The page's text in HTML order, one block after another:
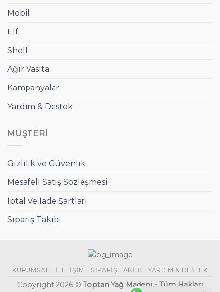
Mobil
Elf
Shell
Ağır Vasıta
Kampanyalar
Yardım & Destek
MÜŞTERI
Gizlilik ve Güvenlik
Mesafeli Satış Sözleşmesi
İptal Ve İade Şartları
Sipariş Takibi
KURUMSAL İLETIŞIM SIPARIŞ TAKIBI YARDIM & DESTEK
Copyright 2026 © Toptan Yağ Madeni - Tüm Hakları